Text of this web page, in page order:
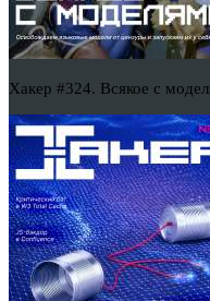
Хакер #324. Всякое с